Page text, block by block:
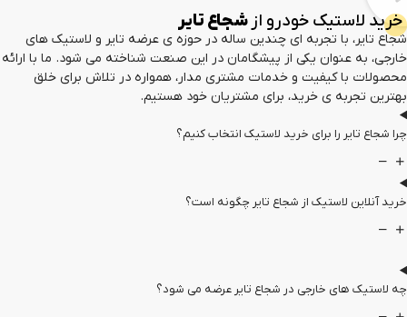
خودرو ازشجاع تایر
با تجربه ای چندین ساله در حوزه ی عرضه تایر و لاستیک های
عنوان یکی از پیشگامان در این صنعت شناخته می شود. ما با ارائه
کیفیت و خدمات مشتری مدار، همواره در تلاش برای خلق
ی خرید، برای مشتریان خود هستیم.
را برای خرید لاستیک انتخاب کنیم؟
لاستیک از شجاع تایر چگونه است؟
های خارجی در شجاع تایر عرضه می شود؟